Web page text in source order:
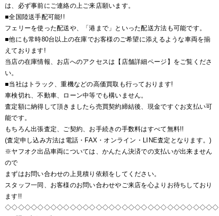
は、必ず事前にご連絡の上ご来店願います。
■全国陸送手配可能!!
フェリーを使った配送や、「港まで」といった配送方法も可能です。
■他にも常時80台以上の在庫でお客様のご希望に添えるような車両を揃
えております!
当店の在庫情報、お店へのアクセスは【店舗詳細ページ】をご覧くださ
い。
■当社はトラック、重機などの高価買取も行っております!
車検切れ、不動車、ローン中等でも構いません。
査定額に納得して頂きましたら売買契約締結後、現金ですぐお支払い可
能です。
もちろん出張査定、ご契約、お手続きの手数料はすべて無料!!
(査定申し込み方法は電話・FAX・オンライン・LINE査定となります。)
※ヤフオク出品車両については、かんたん決済での支払いが出来ません
ので
まずはお問い合わせの上見積り依頼をしてください。
スタッフ一同、お客様のお問い合わせやご来店を心よりお待ちしており
ます!!